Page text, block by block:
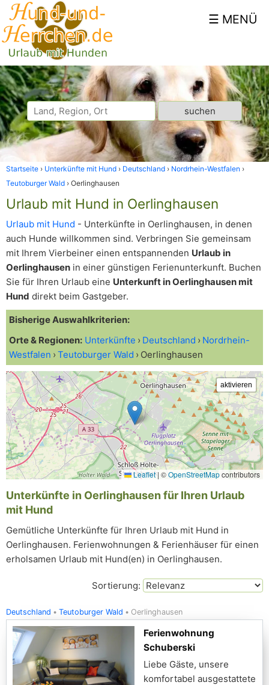
Startseite Unterkünfte mit Hund Deutschland
Nordrhein-Westfalen
Teutoburger Wald
Oerlinghausen
Urlaub mit Hund in Oerlinghausen
Urlaub mit Hund - Unterkünfte in Oerlinghausen, in denen
auch Hunde willkommen sind. Verbringen Sie gemeinsam
mit Ihrem Vierbeiner einen entspannenden Urlaub in
Oerlinghausen in einer günstigen Ferienunterkunft. Buchen
Sie für Ihren Urlaub eine Unterkunft in Oerlinghausen mit
Hund direkt beim Gastgeber.
Bisherige Auswahlkriterien:
Orte & Regionen: Unterkünfte Deutschland
Nordrhein-
Westfalen
Teutoburger Wald Oerlinghausen
Leaflet | ©OpenStreetMapcontributors
Unterkünfte in Oerlinghausen für Ihren Urlaub
mit Hund
Gemütliche Unterkünfte für Ihren Urlaub mit Hund in
Oerlinghausen. Ferienwohnungen & Ferienhäuser für einen
erholsamen Urlaub mit Hund(en) in Oerlinghausen.
Sortierung:
Deutschland Teutoburger Wald Oerlinghausen
Ferienwohnung
Schuberski
Liebe Gäste, unsere
komfortabel ausgestattete